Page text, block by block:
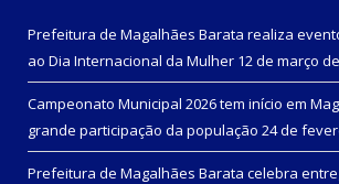
Prefeitura de Magalhães Barata realiza
ao Dia Internacional da Mulher 12 de março
Campeonato Municipal 2026 tem início em
grande participação da população 24 de
Prefeitura de Magalhães Barata celebra